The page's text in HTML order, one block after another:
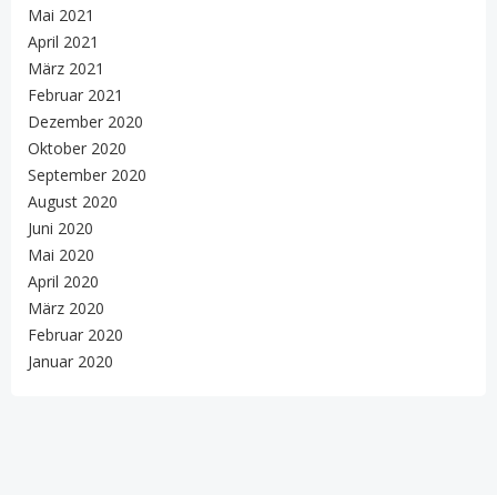
Mai 2021
April 2021
März 2021
Februar 2021
Dezember 2020
Oktober 2020
September 2020
August 2020
Juni 2020
Mai 2020
April 2020
März 2020
Februar 2020
Januar 2020